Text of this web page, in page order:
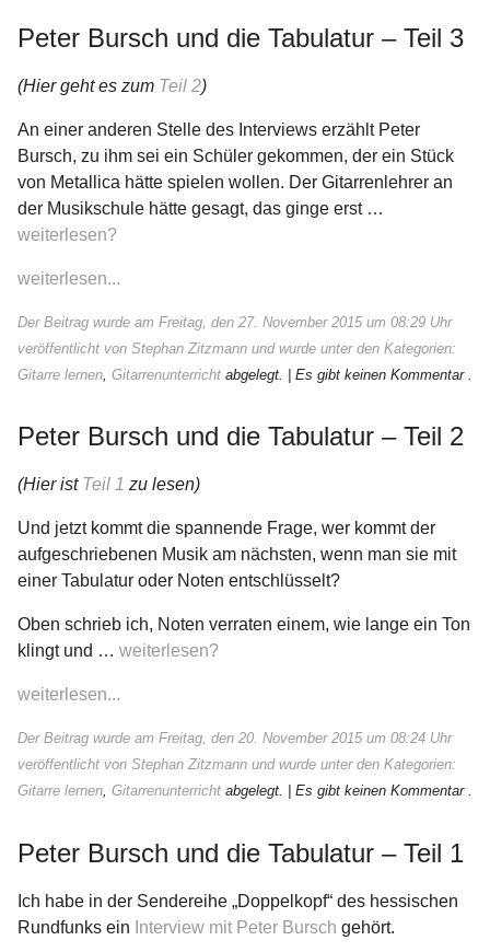
Peter Bursch und die Tabulatur – Teil 3
(Hier geht es zum Teil 2)
An einer anderen Stelle des Interviews erzählt Peter
Bursch, zu ihm sei ein Schüler gekommen, der ein Stück
von Metallica hätte spielen wollen. Der Gitarrenlehrer an
der Musikschule hätte gesagt, das ginge erst …
weiterlesen?
weiterlesen...
Der Beitrag wurde am Freitag, den 27. November 2015 um 08:29 Uhr
veröffentlicht von Stephan Zitzmann und wurde unter den Kategorien:
Gitarre lernen Gitarrenunterricht abgelegt. | Es gibt keinen Kommentar .
Peter Bursch und die Tabulatur – Teil 2
(Hier ist Teil 1 zu lesen)
Und jetzt kommt die spannende Frage, wer kommt der
aufgeschriebenen Musik am nächsten, wenn man sie mit
einer Tabulatur oder Noten entschlüsselt?
Oben schrieb ich, Noten verraten einem, wie lange ein Ton
klingt und … weiterlesen?
weiterlesen...
Der Beitrag wurde am Freitag, den 20. November 2015 um 08:24 Uhr
veröffentlicht von Stephan Zitzmann und wurde unter den Kategorien:
Gitarre lernen, Gitarrenunterricht abgelegt. | Es gibt keinen Kommentar .
Peter Bursch und die Tabulatur – Teil 1
Ich habe in der Sendereihe „Doppelkopf“ des hessischen
Rundfunks ein Interview mit Peter Bursch gehört.